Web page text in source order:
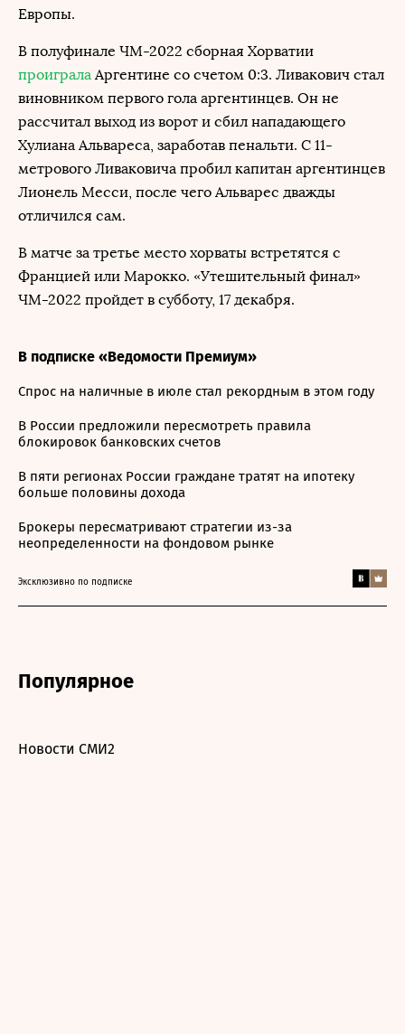
Европы.
В полуфинале ЧМ-2022 сборная Хорватии
проиграла Аргентине со счетом 0:3. Ливакович стал
виновником первого гола аргентинцев. Он не
рассчитал выход из ворот и сбил нападающего
Хулиана Альвареса, заработав пенальти. С 11-
метрового Ливаковича пробил капитан аргентинцев
Лионель Месси, после чего Альварес дважды
отличился сам.
В матче за третье место хорваты встретятся с
Францией или Марокко. «Утешительный финал»
ЧМ-2022 пройдет в субботу, 17 декабря.
В подписке «Ведомости Премиум»
Спрос на наличные в июле стал рекордным в этом году
В России предложили пересмотреть правила
блокировок банковских счетов
В пяти регионах России граждане тратят на ипотеку
больше половины дохода
Брокеры пересматривают стратегии из-за
неопределенности на фондовом рынке
Эксклюзивно по подписке
Популярное
Новости СМИ2